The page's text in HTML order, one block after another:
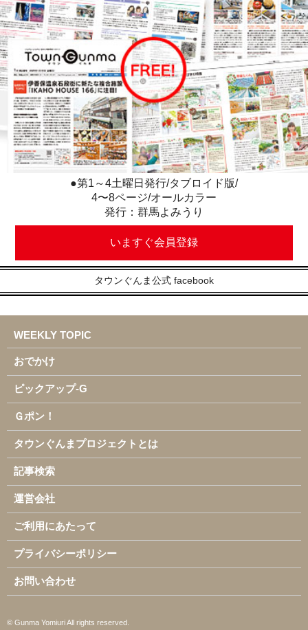
●第1～4土曜日発行/タブロイド版/
4〜8ページ/オールカラー
発行：群馬よみうり
いますぐ会員登録
タウンぐんま公式 facebook
WEEKLY TOPIC
おでかけ
ピックアップ-G
Ｇポン！
タウンぐんまプロジェクトとは
記事検索
運営会社
ご利用にあたって
プライバシーポリシー
お問い合わせ
© Gunma Yomiuri All rights reserved.